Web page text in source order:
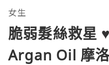
女生
脆弱髮絲救星
Argan Oil 摩